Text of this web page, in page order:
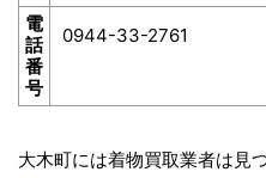
電
話
番
号
0944-33-2761
大木町には着物買取業者は見